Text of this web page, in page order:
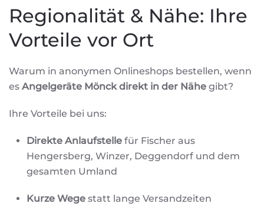
Regionalität & Nähe: Ihre
Vorteile vor Ort
Warum in anonymen Onlineshops bestellen, wenn
es Angelgeräte Mönck direkt in der Nähe gibt?
Ihre Vorteile bei uns:
Direkte Anlaufstelle für Fischer aus
Hengersberg, Winzer, Deggendorf und dem
gesamten Umland
Kurze Wege statt lange Versandzeiten